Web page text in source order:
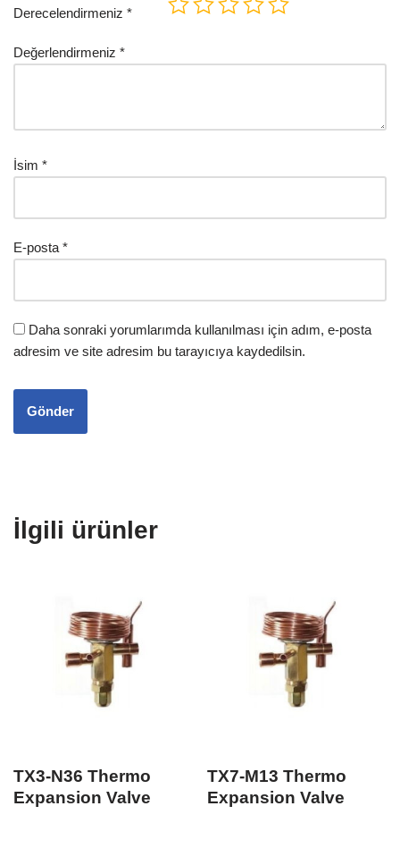
Derecelendirmeniz *
Değerlendirmeniz *
İsim *
E-posta *
Daha sonraki yorumlarımda kullanılması için adım, e-posta
adresim ve site adresim bu tarayıcıya kaydedilsin.
İlgili ürünler
TX3-N36 Thermo
Expansion Valve
TX7-M13 Thermo
Expansion Valve